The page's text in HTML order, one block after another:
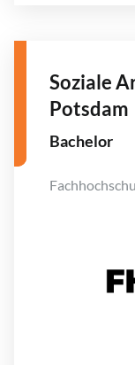
Soziale
Potsdam
Bachelor